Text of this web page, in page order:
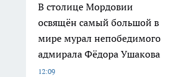
В столице Мордовии
освящён самый большой в
мире мурал непобедимого
адмирала Фёдора Ушакова
12:09